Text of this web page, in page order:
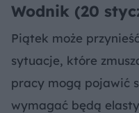
Wodnik (20
Piątek może
sytuacje, które
pracy mogą pojawić
wymagać będą